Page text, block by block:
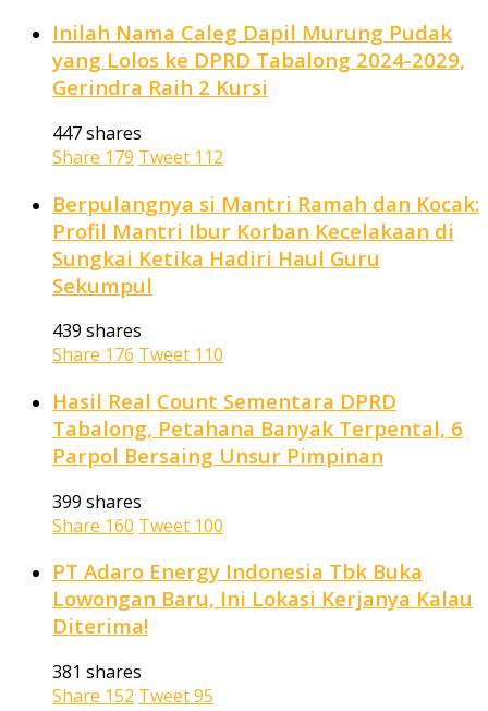
Inilah Nama Caleg Dapil Murung Pudak
yang Lolos ke DPRD Tabalong 2024-2029,
Gerindra Raih 2 Kursi
447 shares
Share 179 Tweet 112
Berpulangnya si Mantri Ramah dan Kocak:
Profil Mantri Ibur Korban Kecelakaan di
Sungkai Ketika Hadiri Haul Guru
Sekumpul
439 shares
Share 176 Tweet 110
Hasil Real Count Sementara DPRD
Tabalong, Petahana Banyak Terpental, 6
Parpol Bersaing Unsur Pimpinan
399 shares
Share 160 Tweet 100
PT Adaro Energy Indonesia Tbk Buka
Lowongan Baru, Ini Lokasi Kerjanya Kalau
Diterima!
381 shares
Share 152 Tweet95